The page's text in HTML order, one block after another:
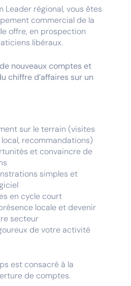
Leader régional, vous êtes
commercial de la
offre, en prospection
libéraux.
nouveaux comptes et
chiffre d’affaires sur un
sur le terrain (visites
recommandations)
et convaincre de
simples et
en cycle court
locale et devenir
secteur
de votre activité
est consacré à la
de comptes.